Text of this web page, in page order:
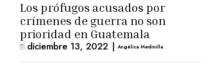
Los prófugos acusados por
crímenes de guerra no son
prioridad en Guatemala
diciembre 13, 2022 | Angélica Medinilla